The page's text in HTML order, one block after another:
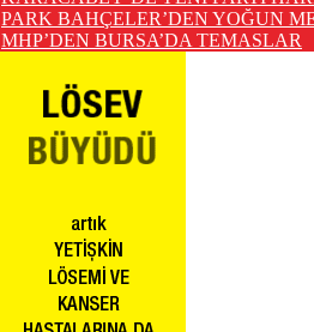
PARK BAHÇELER’DEN YOĞUN
MHP’DEN BURSA’DA TEMASLAR